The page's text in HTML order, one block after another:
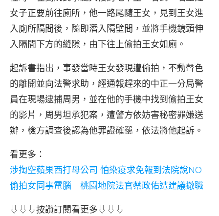
女子正要前往廁所，他一路尾隨王女，見到王女進
入廁所隔間後，隨即潛入隔壁間，並將手機鏡頭伸
入隔間下方的縫隙，由下往上偷拍王女如廁。
起訴書指出，事發當時王女發現遭偷拍，不動聲色
的離開並向法警求助，經通報趕來的中正一分局警
員在現場逮捕周男，並在他的手機中找到偷拍王女
的影片，周男坦承犯案，遭警方依妨害秘密罪嫌送
辦，檢方調查後認為他罪證確鑿，依法將他起訴。
看更多：
涉掏空蘋果西打母公司 怕染疫求免報到法院說NO
偷拍女同事電腦 桃園地院法官蔡政佑遭建議撤職
⇩⇩⇩按讚訂閱看更多⇩⇩⇩